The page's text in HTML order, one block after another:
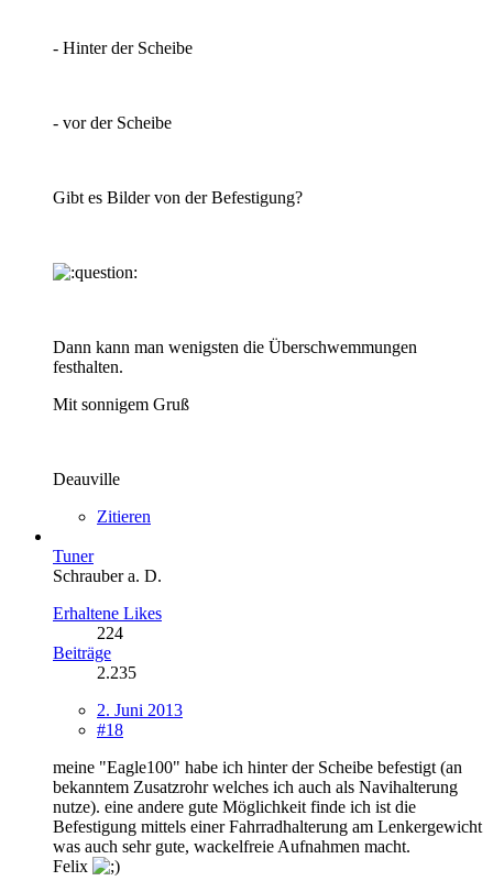
- Hinter der Scheibe
- vor der Scheibe
Gibt es Bilder von der Befestigung?
Dann kann man wenigsten die Überschwemmungen
festhalten.
Mit sonnigem Gruß
Deauville
Zitieren
Tuner
Schrauber a. D.
Erhaltene Likes
224
Beiträge
2.235
2. Juni 2013
#18
meine "Eagle100" habe ich hinter der Scheibe befestigt (an
bekanntem Zusatzrohr welches ich auch als Navihalterung
nutze). eine andere gute Möglichkeit finde ich ist die
Befestigung mittels einer Fahrradhalterung am Lenkergewicht
was auch sehr gute, wackelfreie Aufnahmen macht.
Felix